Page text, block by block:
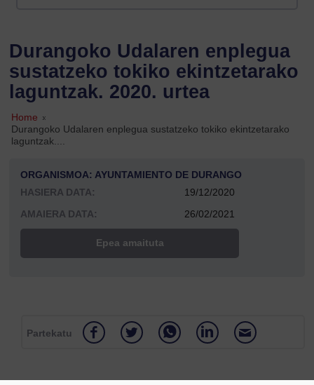
Durangoko Udalaren enplegua
sustatzeko tokiko ekintzetarako
laguntzak. 2020. urtea
Home »
Durangoko Udalaren enplegua sustatzeko tokiko ekintzetarako
laguntzak....
ORGANISMOA: AYUNTAMIENTO DE DURANGO
HASIERA DATA:
19/12/2020
AMAIERA DATA:
26/02/2021
Epea amaituta
Partekatu